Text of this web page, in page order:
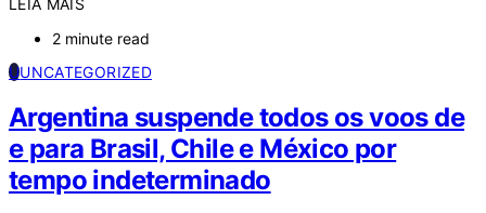
2 minute read
UUNCATEGORIZED
Argentina suspende todos os voos de
e para Brasil, Chile e México por
tempo indeterminado